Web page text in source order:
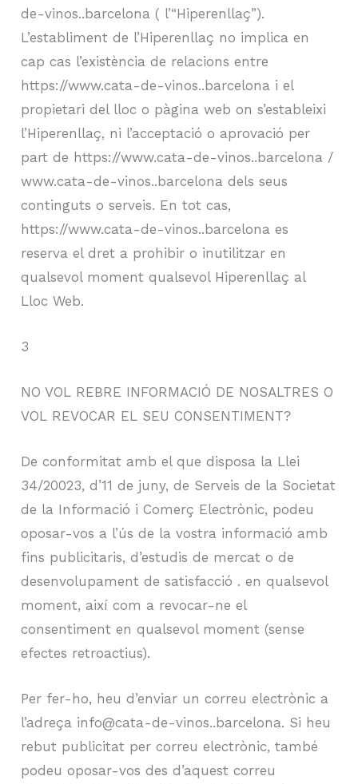
de-vinos..barcelona ( l’“Hiperenllaç”).
L’establiment de l’Hiperenllaç no implica en
cap cas l’existència de relacions entre
https://www.cata-de-vinos..barcelona i el
propietari del lloc o pàgina web on s’estableixi
l’Hiperenllaç, ni l’acceptació o aprovació per
part de https://www.cata-de-vinos..barcelona /
www.cata-de-vinos..barcelona dels seus
continguts o serveis. En tot cas,
https://www.cata-de-vinos..barcelona es
reserva el dret a prohibir o inutilitzar en
qualsevol moment qualsevol Hiperenllaç al
Lloc Web.
3
NO VOL REBRE INFORMACIÓ DE NOSALTRES O
VOL REVOCAR EL SEU CONSENTIMENT?
De conformitat amb el que disposa la Llei
34/20023, d’11 de juny, de Serveis de la Societat
de la Informació i Comerç Electrònic, podeu
oposar-vos a l’ús de la vostra informació amb
fins publicitaris, d’estudis de mercat o de
desenvolupament de satisfacció . en qualsevol
moment, així com a revocar-ne el
consentiment en qualsevol moment (sense
efectes retroactius).
Per fer-ho, heu d’enviar un correu electrònic a
l’adreça info@cata-de-vinos..barcelona. Si heu
rebut publicitat per correu electrònic, també
podeu oposar-vos des d’aquest correu